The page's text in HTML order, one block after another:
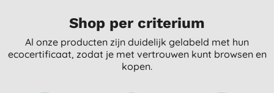
Shop per criterium
Al onze producten zijn duidelijk gelabeld met hun
ecocertificaat, zodat je met vertrouwen kunt browsen en
kopen.